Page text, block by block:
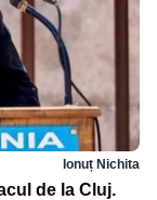
Ionuț Nichita
de la Cluj.